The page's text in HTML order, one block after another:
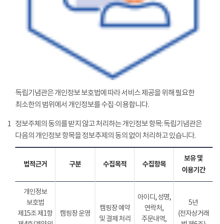
독립기념관은 개인정보 보호법에 따라 서비스 제공을 위해 필요한
최소한의 범위에서 개인정보를 수집·이용합니다.
1 정보주체의 동의를 받지 않고 처리하는 개인정보 항목: 독립기념관은
다음의 개인정보 항목을 정보추제의 동의 없이 처리하고 있습니다.
법적근거 구분 수집목적 수집항목
보유 및
이용기간
개인정보
보호법
제15조 제1항
캠핑장 운영
캠핑장 예약
및 결제 처리
아이디, 성명,
연락처,
주문내역,
5년
(전자상거래